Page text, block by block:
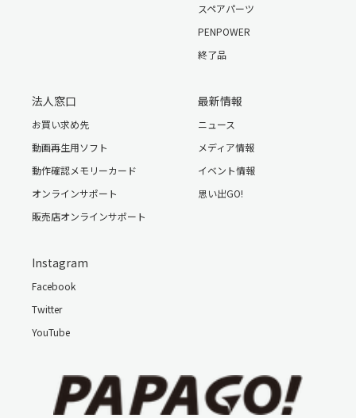
スペアパーツ
PENPOWER
終了品
法人窓口
お買い求め先
動画再生用ソフト
動作確認メモリーカード
オンラインサポート
販売店オンラインサポート
最新情報
ニュース
メディア情報
イベント情報
思い出GO!
Instagram
Facebook
Twitter
YouTube